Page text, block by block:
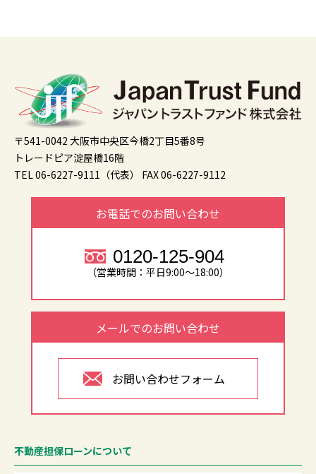
〒541-0042 大阪市中央区今橋2丁目5番8号
トレードピア淀屋橋16階
TEL 06-6227-9111（代表）
FAX 06-6227-9112
お電話でのお問い合わせ
0120-125-904
（営業時間：平日9:00～18:00）
メールでのお問い合わせ
お問い合わせフォーム
不動産担保ローンについて